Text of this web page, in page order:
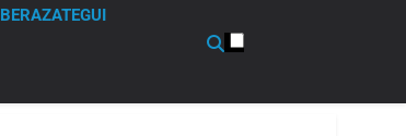
BERAZATEGUI